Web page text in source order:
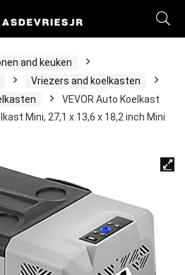
and keuken
Vriezers and koelkasten
VEVOR Auto Koelkast
Mini, 27,1 x 13,6 x 18,2 inch Mini